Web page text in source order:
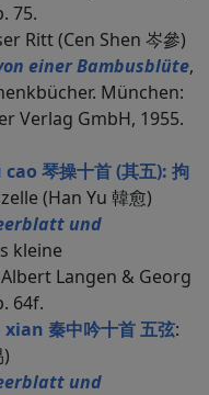
75.
Ritt (Cen Shen 岑參)
einer Bambusblüte,
München:
Verlag GmbH, 1955.
琴操十首 (其五): 拘
(Han Yu 韓愈)
und
kleine
Langen & Georg
64f.
秦中吟十首 五弦:
und